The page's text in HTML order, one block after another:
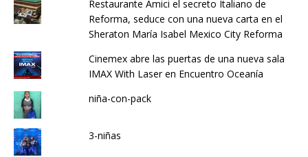
Restaurante Amici el secreto Italiano de
Reforma, seduce con una nueva carta en el
Sheraton María Isabel Mexico City Reforma
Cinemex abre las puertas de una nueva sala
IMAX With Laser en Encuentro Oceanía
niña-con-pack
3-niñas